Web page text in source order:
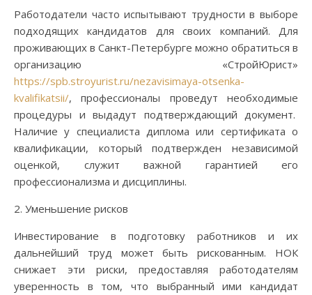
Работодатели часто испытывают трудности в выборе
подходящих кандидатов для своих компаний. Для
проживающих в Санкт-Петербурге можно обратиться в
организацию «СтройЮрист»
https://spb.stroyurist.ru/nezavisimaya-otsenka-
kvalifikatsii/, профессионалы проведут необходимые
процедуры и выдадут подтверждающий документ.
Наличие у специалиста диплома или сертификата о
квалификации, который подтвержден независимой
оценкой, служит важной гарантией его
профессионализма и дисциплины.
2. Уменьшение рисков
Инвестирование в подготовку работников и их
дальнейший труд может быть рискованным. НОК
снижает эти риски, предоставляя работодателям
уверенность в том, что выбранный ими кандидат